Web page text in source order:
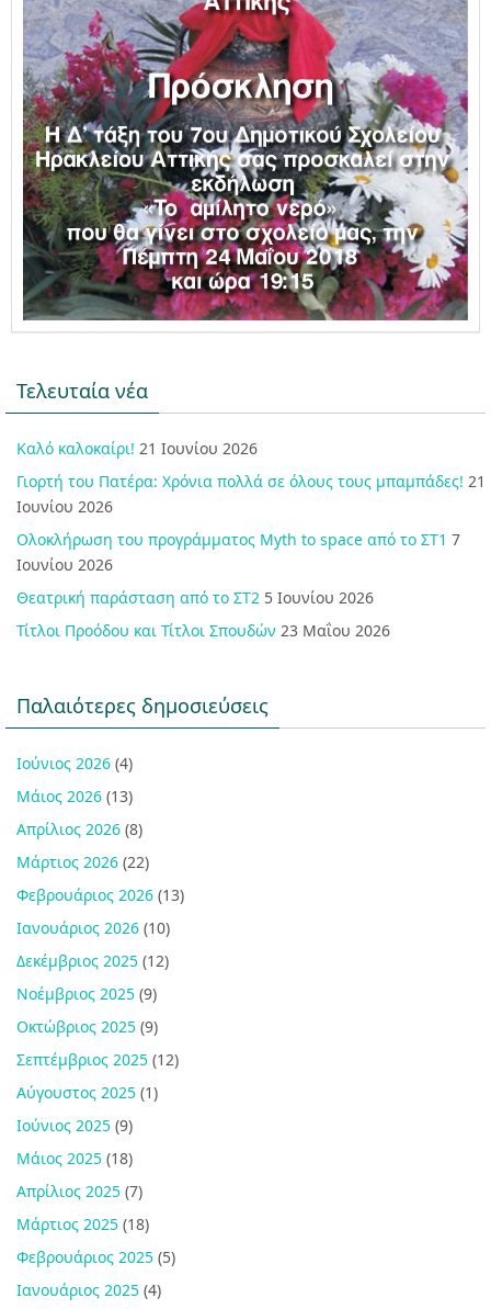
Τελευταία νέα
Καλό καλοκαίρι! 21 Ιουνίου 2026
Γιορτή του Πατέρα: Χρόνια πολλά σε όλους τους μπαμπάδες! 21
Ιουνίου 2026
Ολοκλήρωση του προγράμματος Myth to space από το ΣΤ1 7
Ιουνίου 2026
Θεατρική παράσταση από το ΣΤ2 5 Ιουνίου 2026
Τίτλοι Προόδου και Τίτλοι Σπουδών 23 Μαΐου 2026
Παλαιότερες δημοσιεύσεις
Ιούνιος 2026 (4)
Μάιος 2026 (13)
Απρίλιος 2026 (8)
Μάρτιος 2026 (22)
Φεβρουάριος 2026 (13)
Ιανουάριος 2026 (10)
Δεκέμβριος 2025 (12)
Νοέμβριος 2025 (9)
Οκτώβριος 2025 (9)
Σεπτέμβριος 2025 (12)
Αύγουστος 2025 (1)
Ιούνιος 2025 (9)
Μάιος 2025 (18)
Απρίλιος 2025 (7)
Μάρτιος 2025 (18)
Φεβρουάριος 2025 (5)
Ιανουάριος 2025 (4)